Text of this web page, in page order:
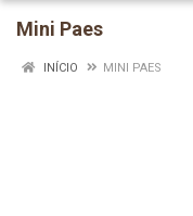
Mini Paes
INÍCIO MINI PAES